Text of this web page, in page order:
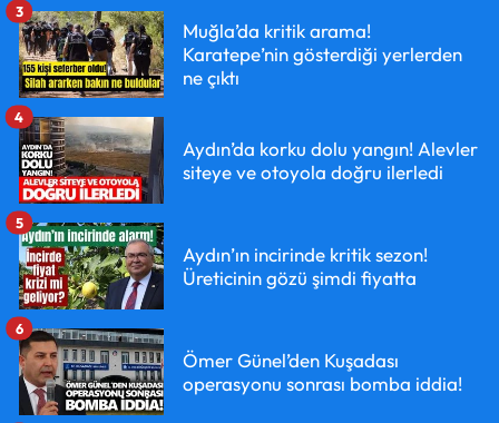
Muğla’da kritik arama!
Karatepe’nin gösterdiği yerlerden
ne çıktı
3
Aydın’da korku dolu yangın! Alevler
siteye ve otoyola doğru ilerledi
4
Aydın’ın incirinde kritik sezon!
Üreticinin gözü şimdi fiyatta
5
Ömer Günel’den Kuşadası
operasyonu sonrası bomba iddia!
6